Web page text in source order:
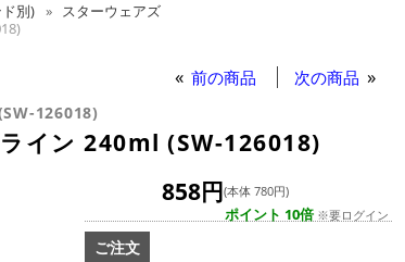
別)
スターウェアズ
前の商品 次の商品
126018)
イン 240ml (SW-126018)
858円(本体 780円)
ポイント 10倍 ※要ログイン
ご注文